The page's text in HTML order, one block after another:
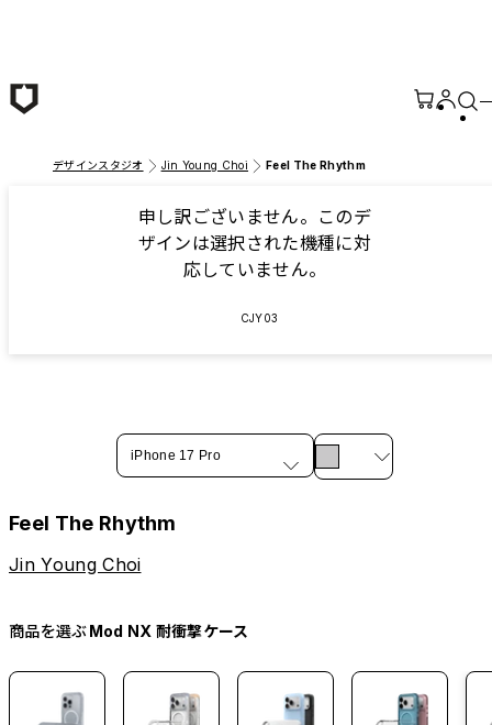
デザインスタジオ Jin Young Choi Feel The Rhythm
申し訳ございません。このデ
ザインは選択された機種に対
応していません。
CJY03
iPhone 17 Pro
Feel The Rhythm
Jin Young Choi
商品を選ぶMod NX 耐衝撃ケース